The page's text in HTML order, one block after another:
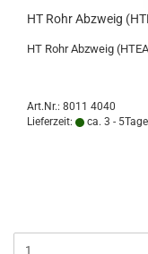
HT Rohr Abzweig
HT Rohr Abzweig
Art.Nr.: 8011 4040
Lieferzeit:
ca. 3 - 5Tage